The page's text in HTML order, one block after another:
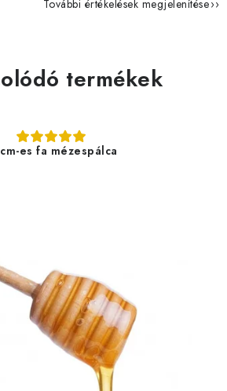
További értékelések megjelenítése
termékek
es fa mézespálca